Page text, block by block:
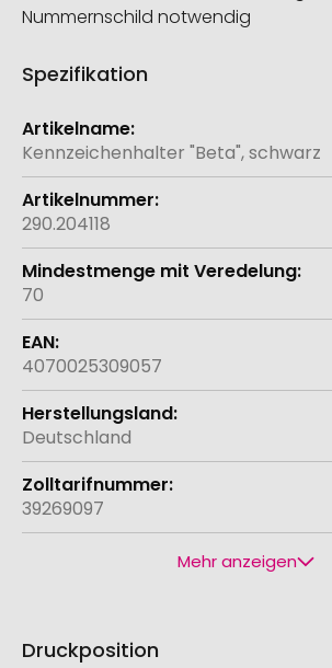
Nummernschild notwendig
Spezifikation
Weitere
Informationen
Kennzeichenhalter "Beta", schwarz
290.204118
70
4070025309057
Deutschland
39269097
Mehr anzeigen
Druckposition